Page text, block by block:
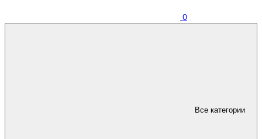
0
Все категории